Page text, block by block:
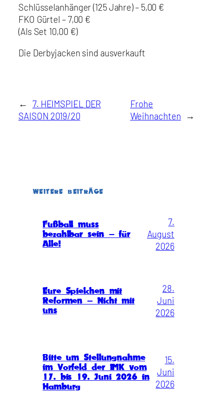
Schlüsselanhänger (125 Jahre) – 5,00 €
FKO Gürtel – 7,00 €
(Als Set 10,00 €)
Die Derbyjacken sind ausverkauft
← 7. HEIMSPIEL DER
SAISON 2019/20
Frohe
Weihnachten →
WEITERE BEITRÄGE
Fußball muss
bezahlbar sein – für
Alle!
7.
August
2026
Eure Spielchen mit
Reformen – Nicht mit
uns
28.
Juni
2026
Bitte um Stellungnahme
im Vorfeld der IMK vom
17. bis 19. Juni 2026 in
Hamburg
15.
Juni
2026